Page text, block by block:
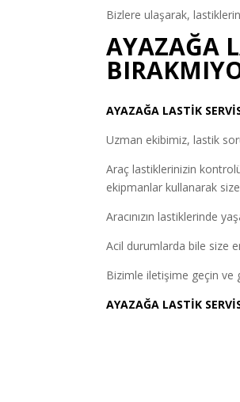
Bizlere ulaşarak,
AYAZAĞA
AYAZAĞA LASTİK
Uzman ekibimiz, lastik
Araç lastiklerinizin
ekipmanlar kullanarak
Aracınızın lastiklerinde
Acil durumlarda bile size
Bizimle iletişime geçin ve
AYAZAĞA LASTİK